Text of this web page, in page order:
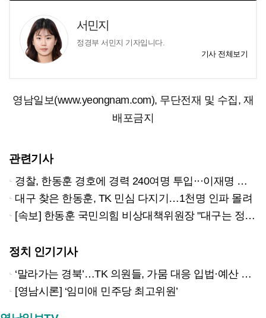
서민지
정경부 서민지 기자입니다.
기사 전체보기
영남일보(www.yeongnam.com), 무단전재 및 수집, 재
배포금지
관련기사
경찰, 한동훈 경호에 경력 240여명 투입···이재명 피습 괴한에게는 '살인미수' 혐의 적용
대구 찾은 한동훈, TK 민심 다지기…1천명 인파 몰려
[속보] 한동훈 국민의힘 비상대책위원장 "대구는 정치적 출생지…11월 17일 동대구역에서 나서겠다 결심"
정치 인기기사
‘말라가는 경북’…TK 의원들, 가뭄 대응 입법·예산 확보 나선다
[영남시론] ‘임미애 민주당 최고위원’